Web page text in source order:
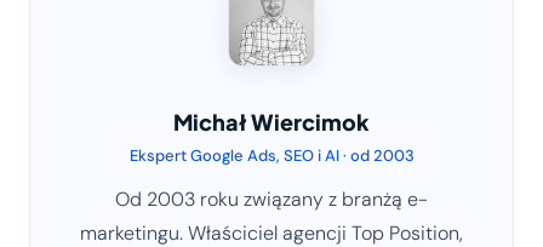
Michał Wiercimok
Ekspert Google Ads, SEO i AI · od 2003
Od 2003 roku związany z branżą e-
marketingu. Właściciel agencji Top Position,